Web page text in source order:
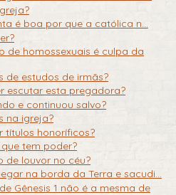
é boa por que a católica n...
de homossexuais é culpa da
de estudos de irmãs?
escutar esta pregadora?
e continuou salvo?
na igreja?
títulos honoríficos?
tem poder?
de louvor no céu?
na borda da Terra e sacudi...
Gênesis 1 não é a mesma de